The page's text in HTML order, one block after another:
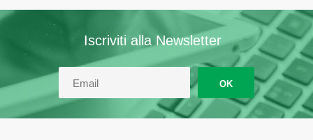
Iscriviti alla Newsletter
OK